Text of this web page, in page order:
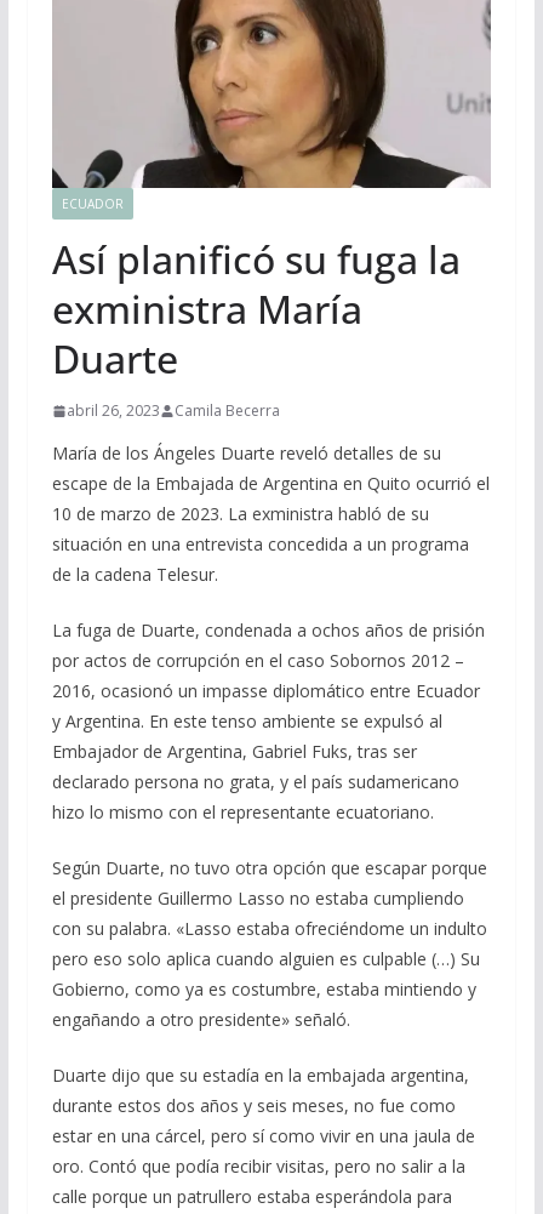
ECUADOR
Así planificó su fuga la
exministra María
Duarte
abril 26, 2023 Camila Becerra
María de los Ángeles Duarte reveló detalles de su
escape de la Embajada de Argentina en Quito ocurrió el
10 de marzo de 2023. La exministra habló de su
situación en una entrevista concedida a un programa
de la cadena Telesur.
La fuga de Duarte, condenada a ochos años de prisión
por actos de corrupción en el caso Sobornos 2012 –
2016, ocasionó un impasse diplomático entre Ecuador
y Argentina. En este tenso ambiente se expulsó al
Embajador de Argentina, Gabriel Fuks, tras ser
declarado persona no grata, y el país sudamericano
hizo lo mismo con el representante ecuatoriano.
Según Duarte, no tuvo otra opción que escapar porque
el presidente Guillermo Lasso no estaba cumpliendo
con su palabra. «Lasso estaba ofreciéndome un indulto
pero eso solo aplica cuando alguien es culpable (…) Su
Gobierno, como ya es costumbre, estaba mintiendo y
engañando a otro presidente» señaló.
Duarte dijo que su estadía en la embajada argentina,
durante estos dos años y seis meses, no fue como
estar en una cárcel, pero sí como vivir en una jaula de
oro. Contó que podía recibir visitas, pero no salir a la
calle porque un patrullero estaba esperándola para